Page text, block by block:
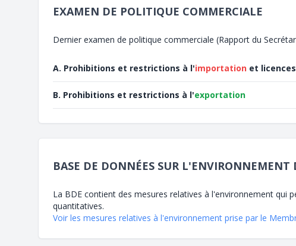
EXAMEN DE POLITIQUE COMMERCIALE
Dernier examen de politique commerciale (Rapport du
A. Prohibitions et restrictions à l'importation et
B. Prohibitions et restrictions à l'exportation
BASE DE DONNÉES SUR
La BDE contient des mesures relatives à l'environnement qui
quantitatives.
Voir les mesures relatives à l'environnement prise par le